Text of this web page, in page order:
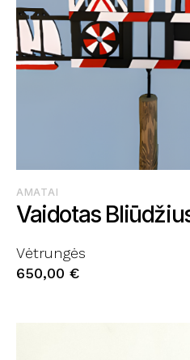
AMATAI
Vaidotas
Vėtrungės
650,00 €